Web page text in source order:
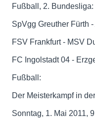
Fußball, 2. Bundesliga:
SpVgg Greuther Fürth
FSV Frankfurt - MSV
FC Ingolstadt 04 -
Fußball:
Der Meisterkampf in
Sonntag, 1. Mai 2011,